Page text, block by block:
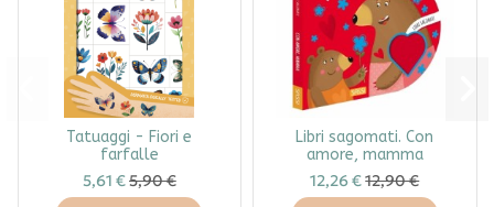
Tatuaggi - Fiori e
farfalle
5,61 €5,90 €
Libri sagomati. Con
amore, mamma
12,26 €12,90 €